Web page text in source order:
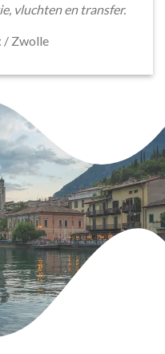
vluchten en transfer.
/ Zwolle